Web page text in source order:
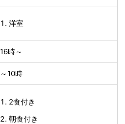
洋室
16時～
～10時
2食付き
朝食付き